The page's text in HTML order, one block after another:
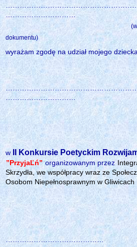
…………………………
dokumentu)
wyrażam zgodę na udział mojego
…………………………
w Konkursie Poetyckim
”PrzyjaĽń” organizowanym przez
Skrzydła, we współpracy wraz ze
Osobom Niepełnosprawnym w Gliwicach
……………………………………